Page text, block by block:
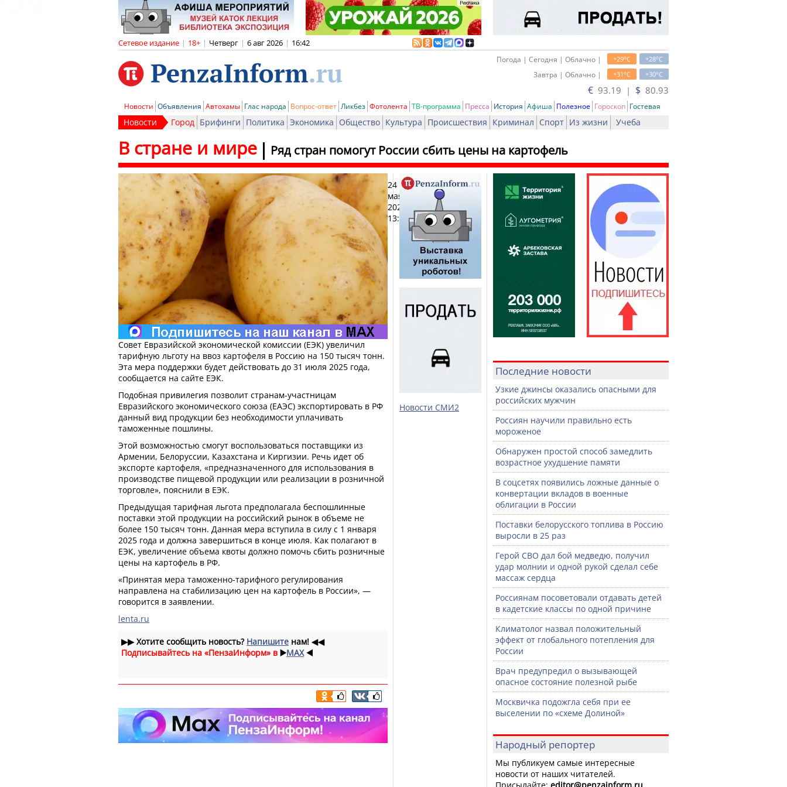
Сетевое издание | 18+ | Четверг | 6 авг 2026 | 16:42
+28oC
+29oC
Погода | Сегодня | Облачно |
+30oC
+31oC
Завтра | Облачно |
€ 93.19 | $ 80.93
Новости Объявления Автохамы Глас народа Вопрос-ответ Ликбез Фотолента ТВ-программа Пресса История Афиша Полезное Гороскоп Гостевая
Новости Город Брифинги Политика Экономика Общество Культура Происшествия Криминал Спорт Из жизни Учеба
Ряд стран помогут России сбить цены на картофель
В стране и мире
24
мая
2025,
13:29
Печать
Совет Евразийской экономической комиссии (ЕЭК) увеличил
тарифную льготу на ввоз картофеля в Россию на 150 тысяч тонн.
Эта мера поддержки будет действовать до 31 июля 2025 года,
сообщается на сайте ЕЭК.
Подобная привилегия позволит странам-участницам
Евразийского экономического союза (ЕАЭС) экспортировать в РФ
данный вид продукции без необходимости уплачивать
таможенные пошлины.
Этой возможностью смогут воспользоваться поставщики из
Армении, Белоруссии, Казахстана и Киргизии. Речь идет об
экспорте картофеля, «предназначенного для использования в
производстве пищевой продукции или реализации в розничной
торговле», пояснили в ЕЭК.
Предыдущая тарифная льгота предполагала беспошлинные
поставки этой продукции на российский рынок в объеме не
более 150 тысяч тонн. Данная мера вступила в силу с 1 января
2025 года и должна завершиться в конце июля. Как полагают в
ЕЭК, увеличение объема квоты должно помочь сбить розничные
цены на картофель в РФ.
«Принятая мера таможенно-тарифного регулирования
направлена на стабилизацию цен на картофель в России», —
говорится в заявлении.
lenta.ru
▶▶Хотите сообщить новость? Напишите нам! ◀◀
Подписывайтесь на «ПензаИнформ» в ▶️MAX ◀️
Новости СМИ2
Последние новости
Узкие джинсы оказались опасными для
российских мужчин
Россиян научили правильно есть
мороженое
Обнаружен простой способ замедлить
возрастное ухудшение памяти
В соцсетях появились ложные данные о
конвертации вкладов в военные
облигации в России
Поставки белорусского топлива в Россию
выросли в 25 раз
Герой СВО дал бой медведю, получил
удар молнии и одной рукой сделал себе
массаж сердца
Россиянам посоветовали отдавать детей
в кадетские классы по одной причине
Климатолог назвал положительный
эффект от глобального потепления для
России
Врач предупредил о вызывающей
опасное состояние полезной рыбе
Москвичка подожгла себя при ее
выселении по «схеме Долиной»
Народный репортер
Мы публикуем самые интересные
новости от наших читателей.